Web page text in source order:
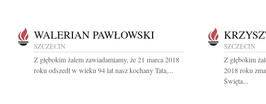
WALERIAN PAWŁOWSKI
SZCZECIN
Z głębokim żalem zawiadamiamy, że 21 marca 2018
roku odszedł w wieku 94 lat nasz kochany Tata,...
SZCZECIN
Z głębokim
2018 roku
Święta...